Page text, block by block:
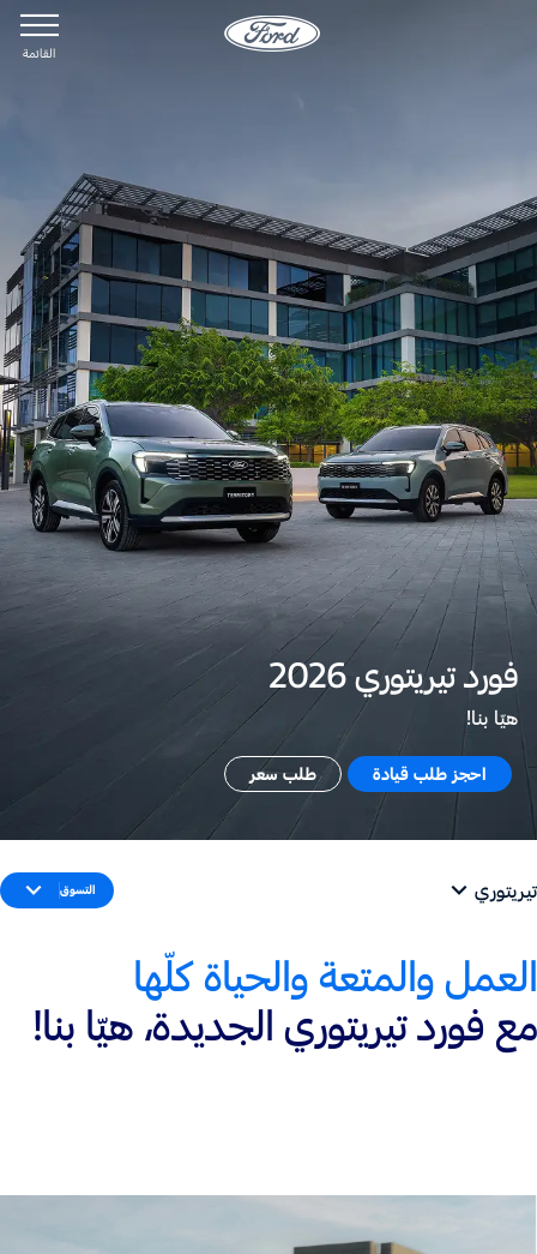
القائمة
فورد تيريتوري 2026
هيّا بنا!
احجز طلب قيادة طلب سعر
تيريتوري التسوق
العمل والمتعة والحياة كلّها
مع فورد تيريتوري الجديدة، هيّا بنا!